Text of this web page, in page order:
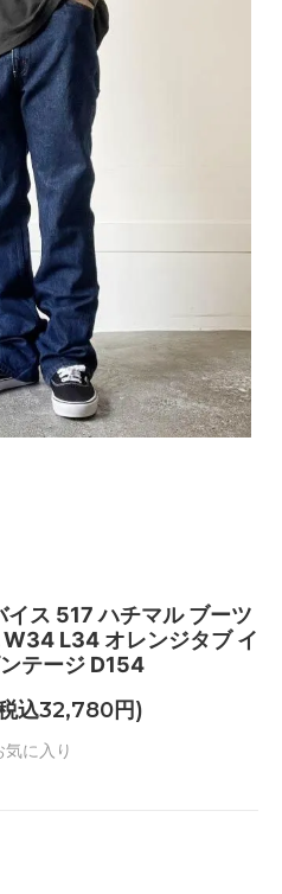
ス 517 ハチマル ブーツ
L34 オレンジタブ イ
テージ D154
込32,780円)
気に入り